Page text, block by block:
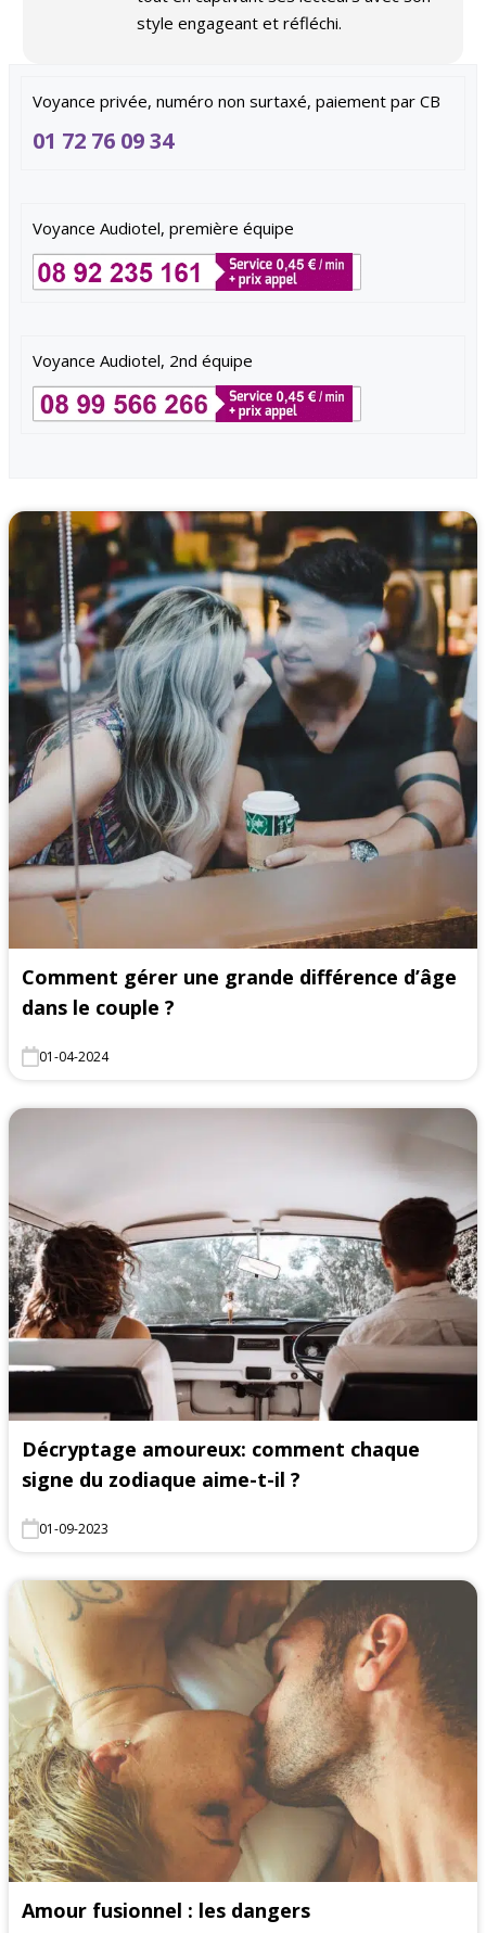
Voyance privée, numéro non surtaxé, paiement par CB
01 72 76 09 34
Voyance Audiotel, première équipe
Voyance Audiotel, 2nd équipe
Comment gérer une grande différence d’âge
dans le couple ?
01-04-2024
Décryptage amoureux: comment chaque
signe du zodiaque aime-t-il ?
01-09-2023
Amour fusionnel : les dangers
style engageant et réfléchi.